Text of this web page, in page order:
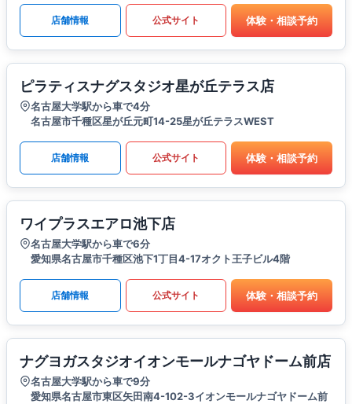
店舗情報 公式サイト 体験・相談予約
ピラティスナグスタジオ星が丘テラス店
名古屋大学駅から車で4分
名古屋市千種区星が丘元町14-25星が丘テラスWEST
店舗情報 公式サイト 体験・相談予約
ワイプラスエアロ池下店
名古屋大学駅から車で6分
愛知県名古屋市千種区池下1丁目4-17オクト王子ビル4階
店舗情報 公式サイト 体験・相談予約
ナグヨガスタジオイオンモールナゴヤドーム前店
名古屋大学駅から車で9分
愛知県名古屋市東区矢田南4-102-3イオンモールナゴヤドーム前